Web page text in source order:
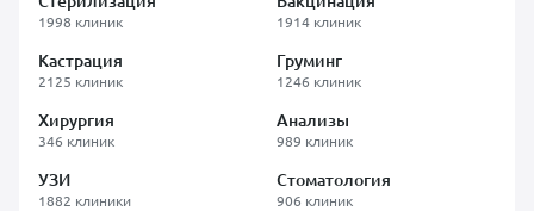
1998 клиник 1914 клиник
Кастрация
2125 клиник
Груминг
1246 клиник
Хирургия
346 клиник
Анализы
989 клиник
УЗИ
1882 клиники
Стоматология
906 клиник